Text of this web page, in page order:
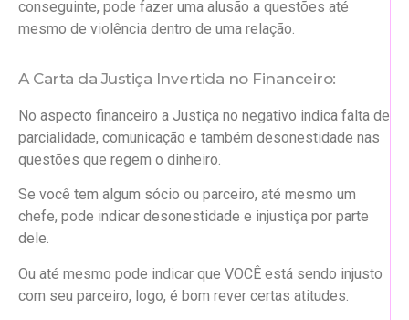
conseguinte, pode fazer uma alusão a questões até
mesmo de violência dentro de uma relação.
A Carta da Justiça Invertida no Financeiro:
No aspecto financeiro a Justiça no negativo indica falta de
parcialidade, comunicação e também desonestidade nas
questões que regem o dinheiro.
Se você tem algum sócio ou parceiro, até mesmo um
chefe, pode indicar desonestidade e injustiça por parte
dele.
Ou até mesmo pode indicar que VOCÊ está sendo injusto
com seu parceiro, logo, é bom rever certas atitudes.